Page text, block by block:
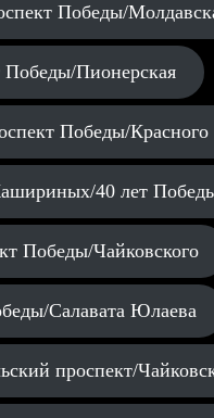
Победы/
Пионерская
Победы/Красного
40 лет
Победы/Чайковского
Салавата Юлаева
проспект/